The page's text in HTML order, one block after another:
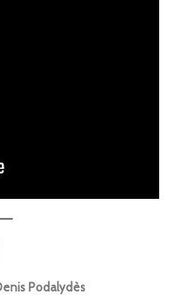
Podalydès